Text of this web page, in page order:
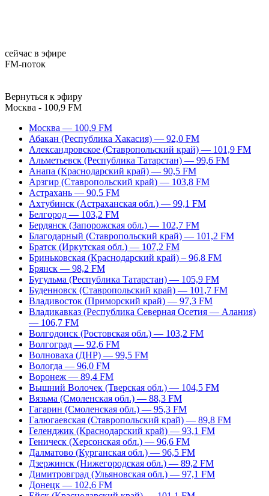
сейчас в эфире
FM-поток
Вернуться к эфиру
Москва - 100,9 FM
Москва — 100,9 FM
Абакан (Республика Хакасия) — 92,0 FM
Александровское (Ставропольский край) — 101,9 FM
Альметьевск (Республика Татарстан) — 99,6 FM
Анапа (Краснодарский край) — 90,5 FM
Арзгир (Ставропольский край) — 103,8 FM
Астрахань — 90,5 FM
Ахтубинск (Астраханская обл.) — 99,1 FM
Белгород — 103,2 FM
Бердянск (Запорожская обл.) — 102,7 FM
Благодарный (Ставропольский край) — 101,2 FM
Братск (Иркутская обл.) — 107,2 FM
Бриньковская (Краснодарский край) – 96,8 FM
Брянск — 98,2 FM
Бугульма (Республика Татарстан) — 105,9 FM
Буденновск (Ставропольский край) — 101,7 FM
Владивосток (Приморский край) — 97,3 FM
Владикавказ (Республика Северная Осетия — Алания)
— 106,7 FM
Волгодонск (Ростовская обл.) — 103,2 FM
Волгоград — 92,6 FM
Волноваха (ДНР) — 99,5 FM
Вологда — 96,0 FM
Воронеж — 89,4 FM
Вышний Волочек (Тверская обл.) — 104,5 FM
Вязьма (Смоленская обл.) — 88,3 FM
Гагарин (Смоленская обл.) — 95,3 FM
Галюгаевская (Ставропольский край) — 89,8 FM
Геленджик (Краснодарский край) — 93,1 FM
Геническ (Херсонская обл.) — 96,6 FM
Далматово (Курганская обл.) — 96,5 FM
Дзержинск (Нижегородская обл.) — 89,2 FM
Димитровград (Ульяновская обл.) — 97,1 FM
Донецк — 102,6 FM